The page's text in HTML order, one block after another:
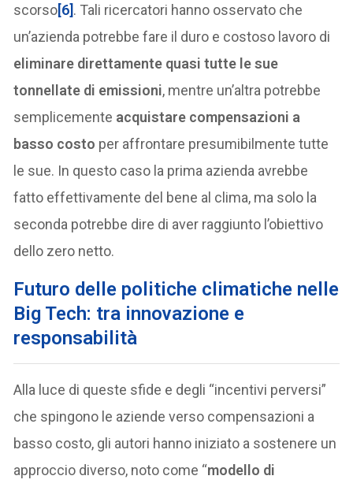
scorso[6]. Tali ricercatori hanno osservato che
un’azienda potrebbe fare il duro e costoso lavoro di
eliminare direttamente quasi tutte le sue
tonnellate di emissioni, mentre un’altra potrebbe
semplicemente acquistare compensazioni a
basso costo per affrontare presumibilmente tutte
le sue. In questo caso la prima azienda avrebbe
fatto effettivamente del bene al clima, ma solo la
seconda potrebbe dire di aver raggiunto l’obiettivo
dello zero netto.
Futuro delle politiche climatiche nelle
Big Tech: tra innovazione e
responsabilità
Alla luce di queste sfide e degli “incentivi perversi”
che spingono le aziende verso compensazioni a
basso costo, gli autori hanno iniziato a sostenere un
approccio diverso, noto come “modello di